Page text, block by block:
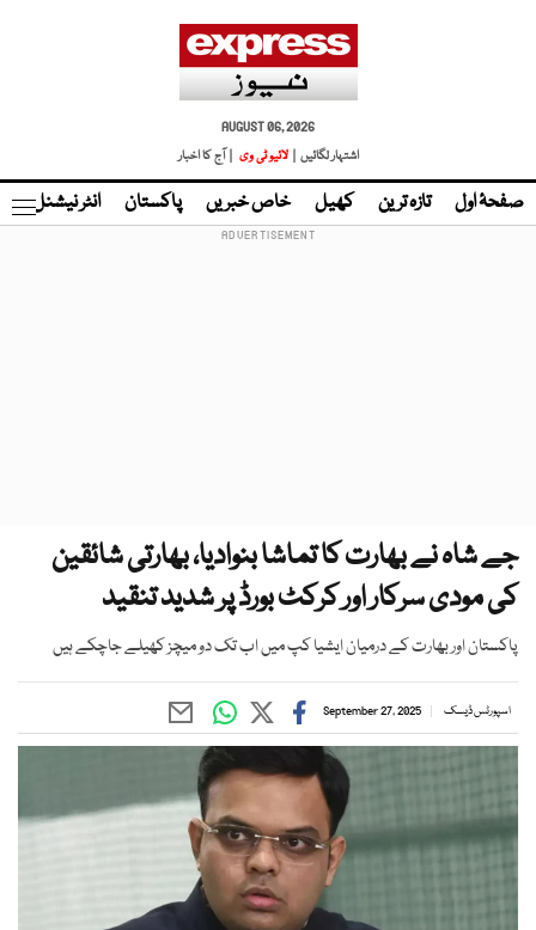
AUGUST 06, 2026
اشتہار لگائیں |
لائیو ٹی وی | آج کا اخبار
صفحۂ اول تازہ ترین کھیل خاص خبریں پاکستان انٹر نیشنل
جے شاہ نے بھارت کا تماشا بنوادیا، بھارتی شائقین
کی مودی سرکار اور کرکٹ بورڈ پر شدید تنقید
پاکستان اور بھارت کے درمیان ایشیا کپ میں اب تک دو میچز کھیلے جاچکے ہیں
اسپورٹس ڈیسک September 27, 2025